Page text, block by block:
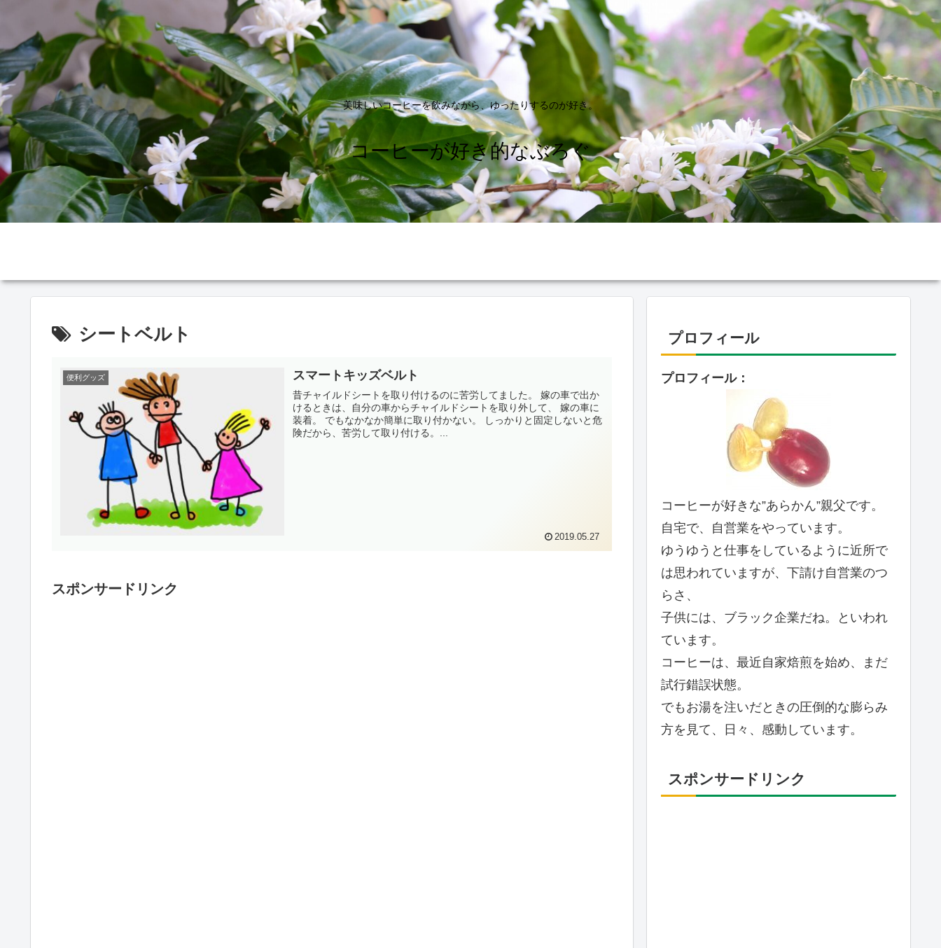
美味しいコーヒーを飲みながら、ゆったりするのが好き。
コーヒーが好き的なぶろぐ
シートベルト
便利グッズ スマートキッズベルト
昔チャイルドシートを取り付けるのに苦労してました。 嫁の車で出か
けるときは、自分の車からチャイルドシートを取り外して、 嫁の車に
装着。 でもなかなか簡単に取り付かない。 しっかりと固定しないと危
険だから、苦労して取り付ける。...
2019.05.27
スポンサードリンク
プロフィール
プロフィール：
コーヒーが好きな”あらかん”親父です。
自宅で、自営業をやっています。
ゆうゆうと仕事をしているように近所で
は思われていますが、下請け自営業のつ
らさ、
子供には、ブラック企業だね。といわれ
ています。
コーヒーは、最近自家焙煎を始め、まだ
試行錯誤状態。
でもお湯を注いだときの圧倒的な膨らみ
方を見て、日々、感動しています。
スポンサードリンク